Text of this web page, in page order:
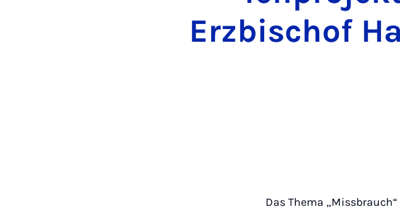
Erzbischof
Das Thema